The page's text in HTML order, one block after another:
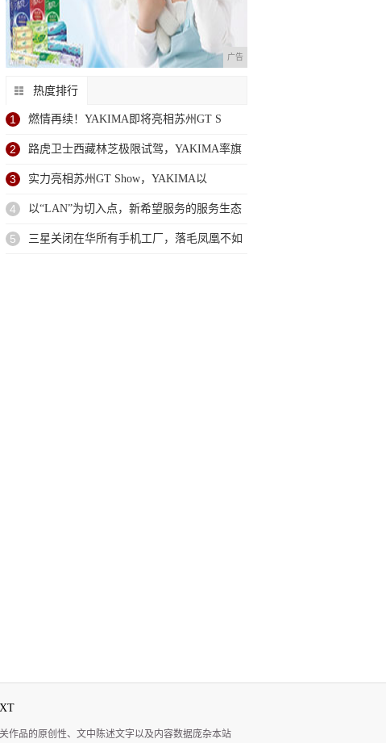
广告
热度排行
1 燃情再续！YAKIMA即将亮相苏州GT S
2 路虎卫士西藏林芝极限试驾，YAKIMA率旗
3 实力亮相苏州GT Show，YAKIMA以
4 以“LAN”为切入点，新希望服务的服务生态
5 三星关闭在华所有手机工厂，落毛凤凰不如
作品的原创性、文中陈述文字以及内容数据庞杂本站